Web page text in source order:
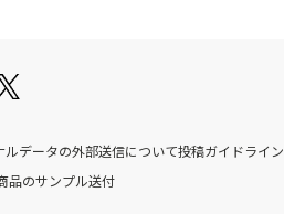
ルデータの外部送信について投稿ガイドライン
品のサンプル送付